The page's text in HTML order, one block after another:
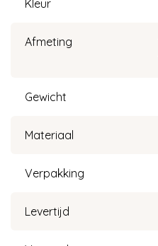
Kleur
Afmeting
Gewicht
Materiaal
Verpakking
Levertijd